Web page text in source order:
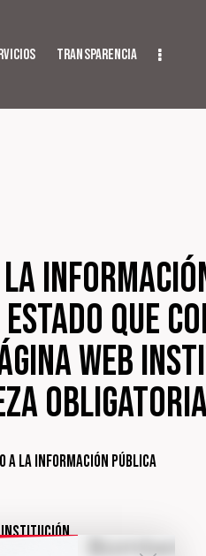
Transparencia
la
que
web
a la Información Pública
Institución